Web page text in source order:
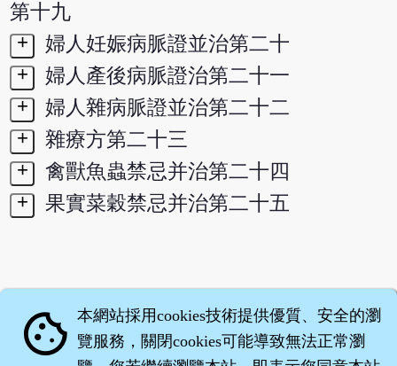
第十九
+
婦人妊娠病脈證並治第二十
+
婦人產後病脈證治第二十一
+
婦人雜病脈證並治第二十二
+
雜療方第二十三
+
禽獸魚蟲禁忌并治第二十四
+
果實菜穀禁忌并治第二十五
cookie 本網站採用cookies技術提供優質、安全的瀏
覽服務，關閉cookies可能導致無法正常瀏